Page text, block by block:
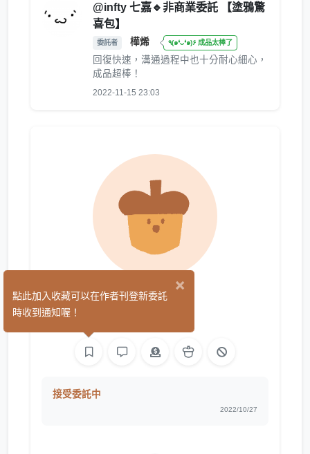
@infty 七嘉🔹非商業委託 【塗鴉驚
喜包】
委託者 樺烯 ٩(๑❛ᴗ❛๑)۶ 成品太棒了
回復快速，溝通過程中也十分耐心細心，
成品超棒！
2022-11-15 23:03
七嘉
接受委託中
2022/10/27
×
點此加入收藏可以在作者刊登新委託
時收到通知喔！